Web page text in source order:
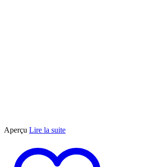
Aperçu Lire la suite